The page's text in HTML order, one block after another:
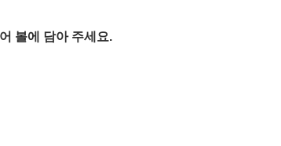
볼에 담아 주세요.